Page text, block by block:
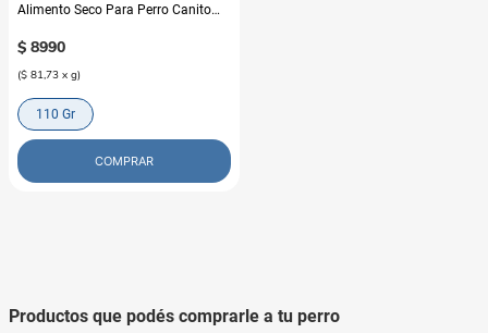
Alimento Seco Para Perro Canito
$ 8990
($ 81,73 x g)
110 Gr
COMPRAR
Productos que podés comprarle a tu perro